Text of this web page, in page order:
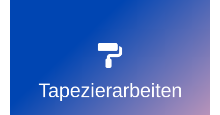
Tapezierarbeiten
Wir bieten Ihnen einen Rundum-Service bei der
Neutapezierung Ihrer Wände - von der
Tapetenauswahl über das fachkundige Entfernen
der neuen Tapeten. Für aufregende Effekttapeten
und weitere Schmucktechniken, schauen Sie sich